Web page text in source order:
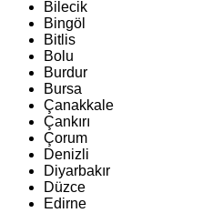
Bilecik
Bingöl
Bitlis
Bolu
Burdur
Bursa
Çanakkale
Çankırı
Çorum
Denizli
Diyarbakır
Düzce
Edirne